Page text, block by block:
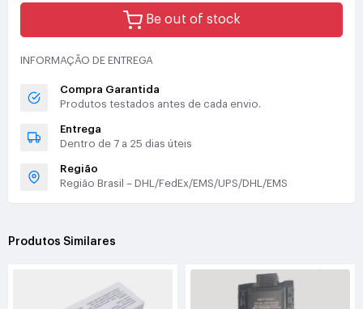
Be out of stock
INFORMAÇÃO DE ENTREGA
Compra Garantida
Produtos testados antes de cada envio.
Entrega
Dentro de 7 a 25 dias úteis
Região
Região Brasil – DHL/FedEx/EMS/UPS/DHL/EMS
Produtos Similares